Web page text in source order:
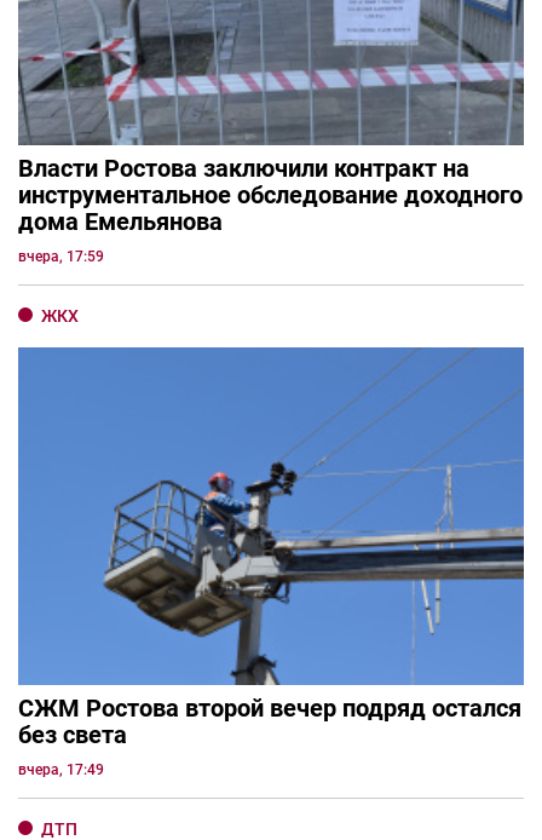
Власти Ростова заключили контракт на
инструментальное обследование доходного
дома Емельянова
вчера, 17:59
ЖКХ
СЖМ Ростова второй вечер подряд остался
без света
вчера, 17:49
ДТП